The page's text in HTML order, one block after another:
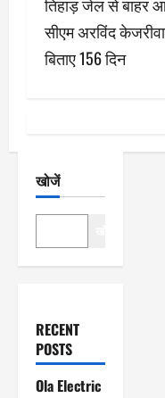
गे
श
तिहाड़ जेल से बाहर
सीएम अरविंद
बिताए 156 दिन
खोजें
RECENT
POSTS
Ola Electric